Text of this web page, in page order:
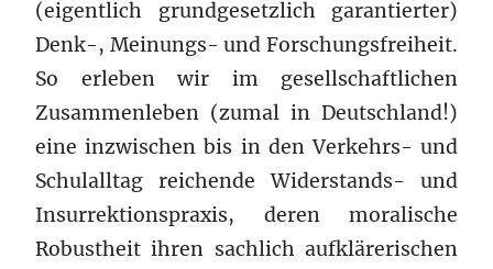
(eigentlich grundgesetzlich garantierter)
Denk-, Meinungs- und Forschungsfreiheit.
So erleben wir im gesellschaftlichen
Zusammenleben (zumal in Deutschland!)
eine inzwischen bis in den Verkehrs- und
Schulalltag reichende Widerstands- und
Insurrektionspraxis, deren moralische
Robustheit ihren sachlich aufklärerischen